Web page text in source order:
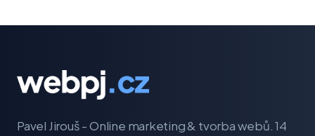
Pavel Jirouš - Online marketing & tvorba webů. 14